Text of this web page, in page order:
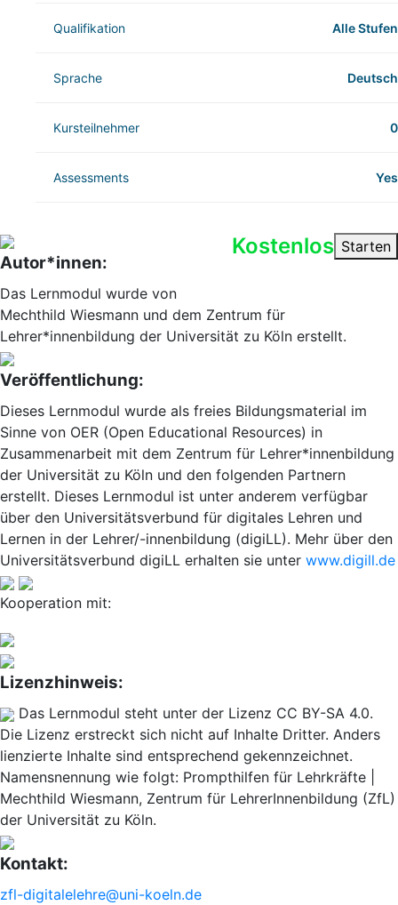
Qualifikation Alle Stufen
Sprache Deutsch
Kursteilnehmer 0
Assessments Yes
Kostenlos Starten
Autor*innen:
Das Lernmodul wurde von
Mechthild Wiesmann und dem Zentrum für
Lehrer*innenbildung der Universität zu Köln erstellt.
Veröffentlichung:
Dieses Lernmodul wurde als freies Bildungsmaterial im
Sinne von OER (Open Educational Resources) in
Zusammenarbeit mit dem Zentrum für Lehrer*innenbildung
der Universität zu Köln und den folgenden Partnern
erstellt. Dieses Lernmodul ist unter anderem verfügbar
über den Universitätsverbund für digitales Lehren und
Lernen in der Lehrer/-innenbildung (digiLL). Mehr über den
Universitätsverbund digiLL erhalten sie unter www.digill.de
Kooperation mit:
Lizenzhinweis:
Das Lernmodul steht unter der Lizenz CC BY-SA 4.0.
Die Lizenz erstreckt sich nicht auf Inhalte Dritter. Anders
lienzierte Inhalte sind entsprechend gekennzeichnet.
Namensnennung wie folgt: Prompthilfen für Lehrkräfte |
Mechthild Wiesmann, Zentrum für LehrerInnenbildung (ZfL)
der Universität zu Köln.
Kontakt:
zfl-digitalelehre@uni-koeln.de